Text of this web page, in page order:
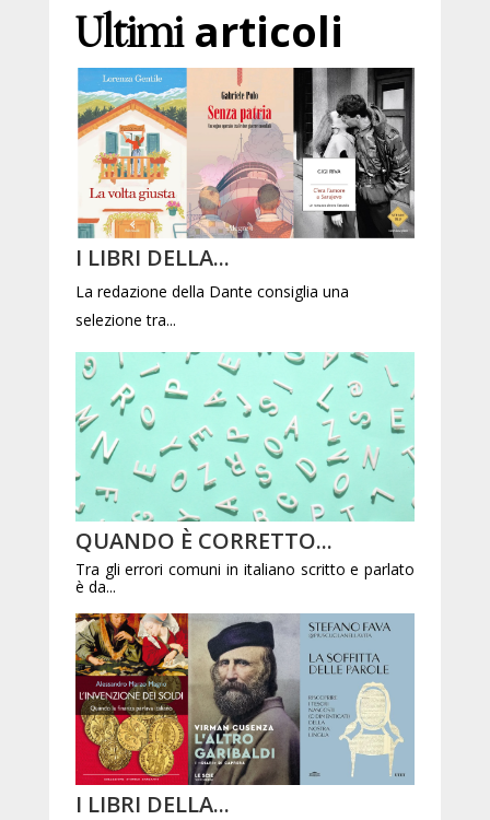
Ultimiarticoli
I LIBRI DELLA...
La redazione della Dante consiglia una
selezione tra...
QUANDO È CORRETTO...
Tra gli errori comuni in italiano scritto e parlato
è da...
I LIBRI DELLA...